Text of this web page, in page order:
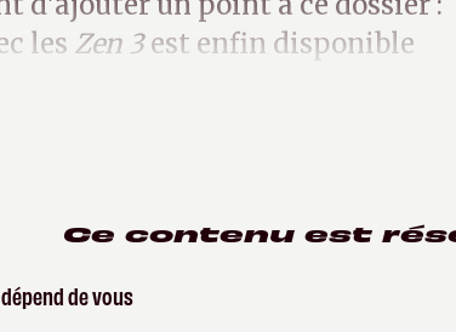
les Zen 3est enfin disponible
Ce contenu est
de vous